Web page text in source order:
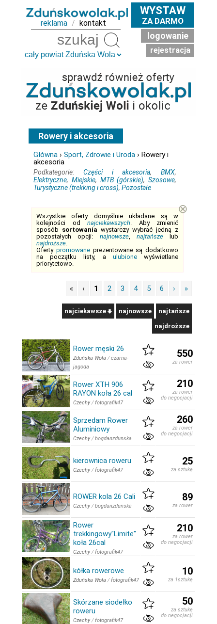
reklama / kontakt
WYSTAW
ZA DARMO
logowanie
rejestracja
Rowery i akcesoria
Główna › Sport, Zdrowie i Uroda › Rowery i
akcesoria
Podkategorie: Części i akcesoria, BMX,
Elektryczne, Miejskie, MTB (górskie), Szosowe,
Turystyczne (trekking i cross), Pozostałe
Wszystkie oferty domyślnie układane są w
kolejności od najciekawszych. Aby zmienić
sposób sortowania wystarczy wybrać jedną z
pozostałych opcji: najnowsze, najtańszelub
najdroższe.
Oferty promowaneprezentowane są dodatkowo
na początku listy, a ulubionewyświetlane
priorytetowo.
⊗
« ‹ 1 2 3 4 5 6 › »
najciekawsze najnowsze najtańsze
najdroższe
Rower męski 26
Zduńska Wola /czarna-
jagoda
550
za rower
Rower XTH 906
RAYON koła 26 cal
Czechy /fotografik47
210
za rower
do negocjacji
Sprzedam Rower
Aluminiowy
Czechy /bogdanzdunska
260
za rower
do negocjacji
kierownica roweru
Czechy /fotografik47
25
za sztukę
ROWER kola 26 Cali
Czechy /bogdanzdunska
89
za rower
Rower
trekkingowy"Limite"
koła 26cal
Czechy /fotografik47
210
za rower
do negocjacji
kółka rowerowe
Zduńska Wola /fotografik47
10
za 1sztukę
Skórzane siodełko
roweru
Czechy /fotografik47
50
za sztukę
do negocjacji